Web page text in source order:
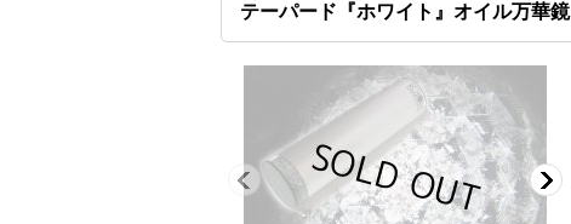
テーパード『ホワイト』オイル万華鏡